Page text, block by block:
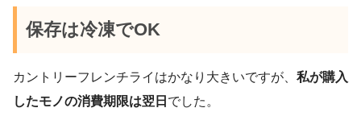
保存は冷凍でOK
カントリーフレンチライはかなり大きいですが、 私が購入
したモノの消費期限は翌日 でした。